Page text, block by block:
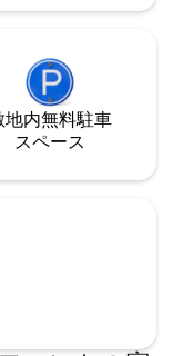
地内無料駐⁠車
ス⁠ペ⁠ー⁠ス